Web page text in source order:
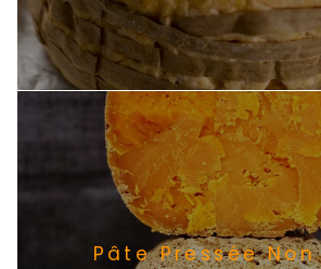
Pâte Pressée